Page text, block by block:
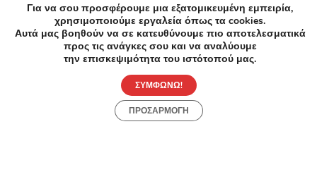
Συχνές Ερωτήσεις:
[seo_faq post_id="45441"]
Για να σου προσφέρουμε μια εξατομικευμένη εμπειρία,
χρησιμοποιούμε εργαλεία όπως τα cookies.
Αυτά μας βοηθούν να σε κατευθύνουμε πιο αποτελεσματικά
προς τις ανάγκες σου και να αναλύουμε
την επισκεψιμότητα του ιστότοπού μας.
ΣΥΜΦΩΝΩ!
ΠΡΟΣΑΡΜΟΓΗ